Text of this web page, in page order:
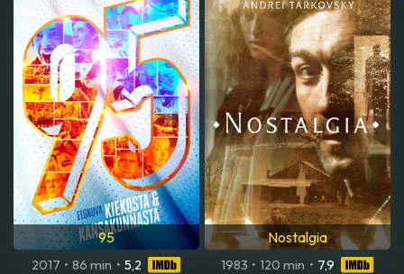
95
2017 • 86 min • 5,2
Nostalgia
1983 • 120 min • 7,9